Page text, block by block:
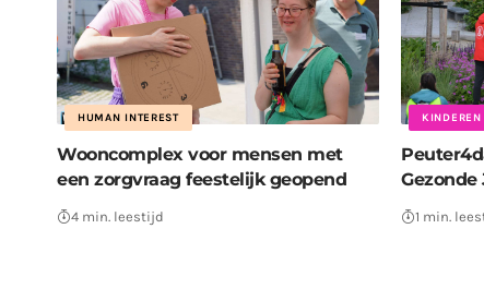
HUMAN INTEREST
Wooncomplex voor mensen met
een zorgvraag feestelijk geopend
4 min. leestijd
KINDEREN
1 min.